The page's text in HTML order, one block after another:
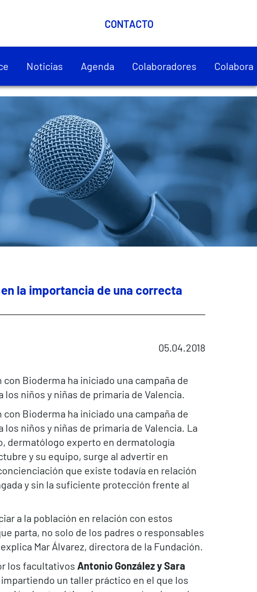
CONTACTO
Noticias Agenda Colaboradores Colabora
la importancia de una correcta
05.04.2018
Bioderma ha iniciado una campaña de
niños y niñas de primaria de Valencia.
Bioderma ha iniciado una campaña de
niños y niñas de primaria de Valencia. La
dermatólogo experto en dermatología
y su equipo, surge al advertir en
que existe todavía en relación
y sin la suficiente protección frente al
a la población en relación con estos
parta, no solo de los padres o responsables
Mar Álvarez, directora de la Fundación.
los facultativos Antonio González y Sara
un taller práctico en el que los